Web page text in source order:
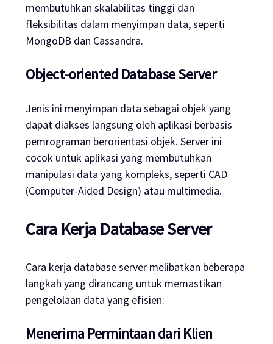
membutuhkan skalabilitas tinggi dan
fleksibilitas dalam menyimpan data, seperti
MongoDB dan Cassandra.
Object-oriented Database Server
Jenis ini menyimpan data sebagai objek yang
dapat diakses langsung oleh aplikasi berbasis
pemrograman berorientasi objek. Server ini
cocok untuk aplikasi yang membutuhkan
manipulasi data yang kompleks, seperti CAD
(Computer-Aided Design) atau multimedia.
Cara Kerja Database Server
Cara kerja database server melibatkan beberapa
langkah yang dirancang untuk memastikan
pengelolaan data yang efisien:
Menerima Permintaan dari Klien